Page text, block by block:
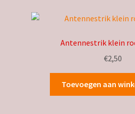
Antennestrik klein
€2,50
Toevoegen aan